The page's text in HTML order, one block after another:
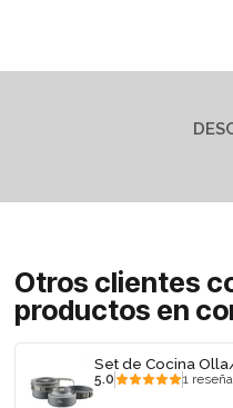
Otros clientes
productos en
Set de Cocina
5.0 1 reseña